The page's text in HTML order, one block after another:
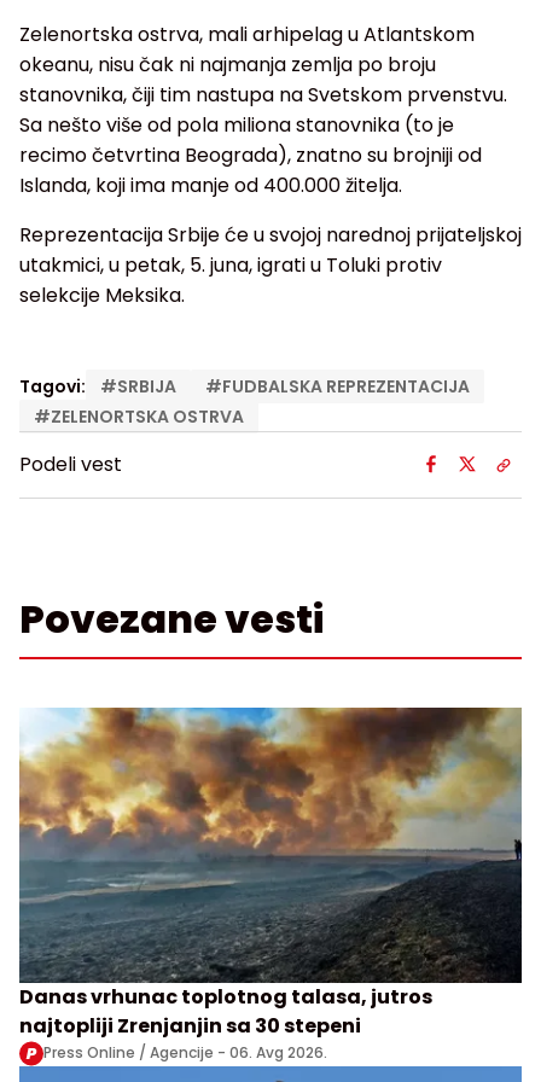
Zelenortska ostrva, mali arhipelag u Atlantskom
okeanu, nisu čak ni najmanja zemlja po broju
stanovnika, čiji tim nastupa na Svetskom prvenstvu.
Sa nešto više od pola miliona stanovnika (to je
recimo četvrtina Beograda), znatno su brojniji od
Islanda, koji ima manje od 400.000 žitelja.
Reprezentacija Srbije će u svojoj narednoj prijateljskoj
utakmici, u petak, 5. juna, igrati u Toluki protiv
selekcije Meksika.
Tagovi: #SRBIJA #FUDBALSKA REPREZENTACIJA
#ZELENORTSKA OSTRVA
Podeli vest
Povezane vesti
Danas vrhunac toplotnog talasa, jutros
najtopliji Zrenjanjin sa 30 stepeni
Press Online / Agencije - 06. Avg 2026.